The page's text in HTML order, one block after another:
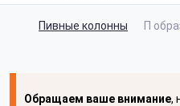
Пивные колонны П
Обращаем ваше внимание,